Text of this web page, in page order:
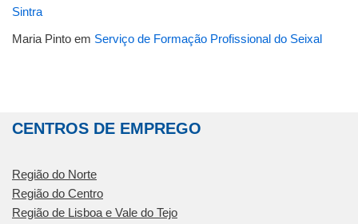
Sintra
Maria Pinto em Serviço de Formação Profissional do Seixal
CENTROS DE EMPREGO
Região do Norte
Região do Centro
Região de Lisboa e Vale do Tejo